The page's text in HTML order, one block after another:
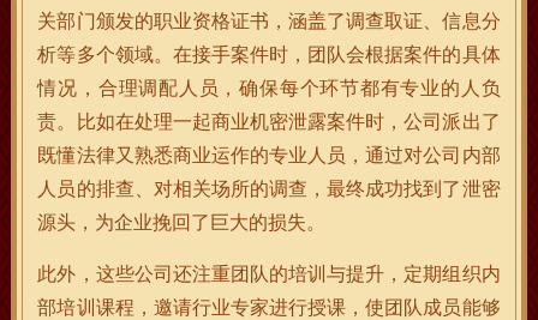
关部门颁发的职业资格证书，涵盖了调查取证、信息分
析等多个领域。在接手案件时，团队会根据案件的具体
情况，合理调配人员，确保每个环节都有专业的人负
责。比如在处理一起商业机密泄露案件时，公司派出了
既懂法律又熟悉商业运作的专业人员，通过对公司内部
人员的排查、对相关场所的调查，最终成功找到了泄密
源头，为企业挽回了巨大的损失。
此外，这些公司还注重团队的培训与提升，定期组织内
部培训课程，邀请行业专家进行授课，使团队成员能够